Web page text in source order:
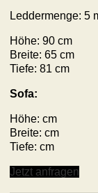
Leddermenge: 5
Höhe: 90 cm
Breite: 65 cm
Tiefe: 81 cm
Sofa:
Höhe: cm
Breite: cm
Tiefe: cm
Jetzt anfragen